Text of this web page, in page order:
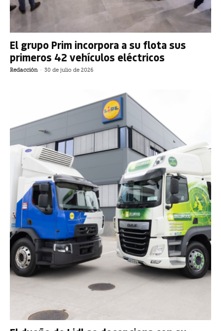
El grupo Prim incorpora a su flota sus
primeros 42 vehículos eléctricos
Redacción - 30 de julio de 2026